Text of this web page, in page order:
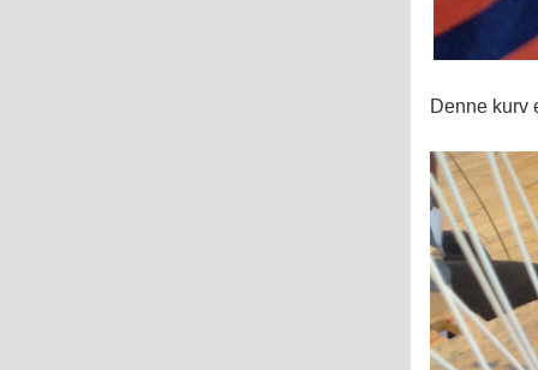
Denne kurv